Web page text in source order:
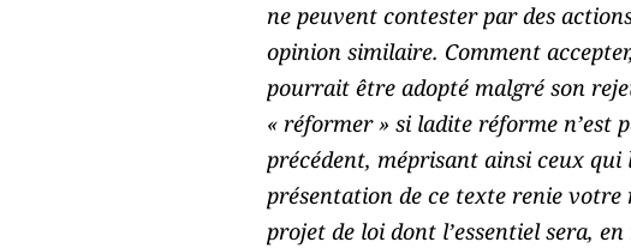
ne peuvent contester par des
opinion similaire. Comment
pourrait être adopté malgré son
« réformer » si ladite réforme n’est
précédent, méprisant ainsi ceux
présentation de ce texte renie
projet de loi dont l’essentiel sera,